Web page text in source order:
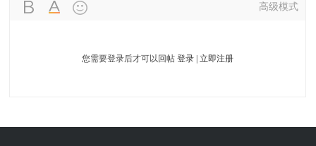
高级模式
您需要登录后才可以回帖登录 |立即注册